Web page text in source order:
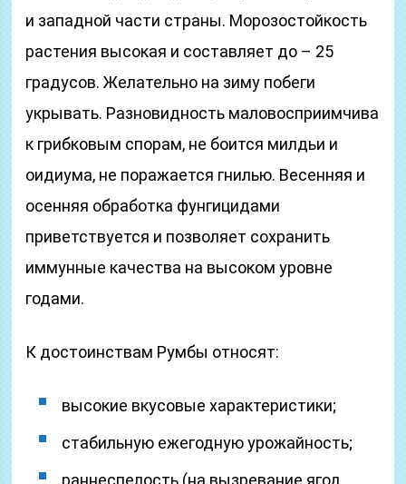
и западной части страны. Морозостойкость
растения высокая и составляет до – 25
градусов. Желательно на зиму побеги
укрывать. Разновидность маловосприимчива
к грибковым спорам, не боится милдьи и
оидиума, не поражается гнилью. Весенняя и
осенняя обработка фунгицидами
приветствуется и позволяет сохранить
иммунные качества на высоком уровне
годами.
К достоинствам Румбы относят:
высокие вкусовые характеристики;
стабильную ежегодную урожайность;
раннеспелость (на вызревание ягод